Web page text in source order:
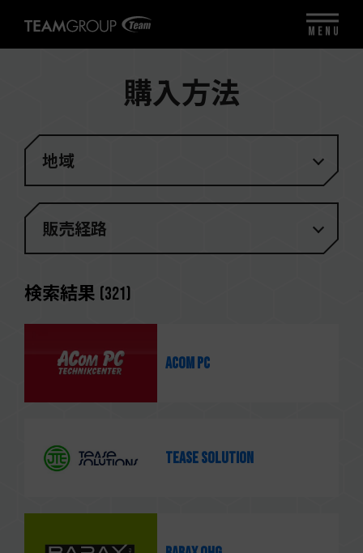
購入方法
地域
販売経路
検索結果 (321)
ACom PC
TEASE SOLUTION
MENU